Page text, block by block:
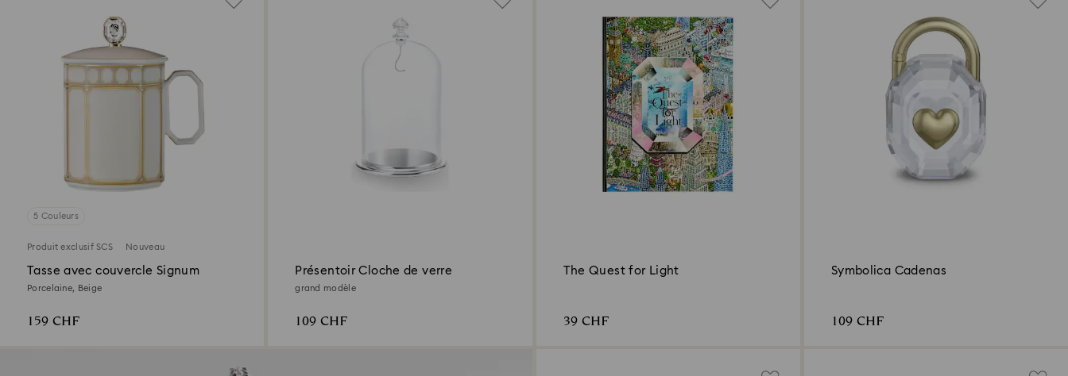
5 Couleurs
Produit exclusif SCS Nouveau
Tasse avec couvercle Signum
Porcelaine, Beige
159 CHF
Présentoir Cloche de verre
grand modèle
109 CHF
The Quest for Light
39 CHF
Symbolica Cadenas
109 CHF